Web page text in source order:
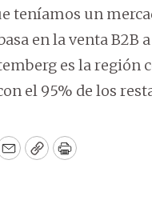
teníamos un
en la venta
es la región
el 95% de los
EmailCopyPrint